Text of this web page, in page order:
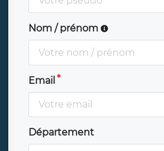
Nom / prénom
Email
Département